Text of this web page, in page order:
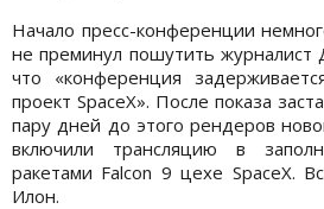
Начало пресс-конференции
не преминул пошутить
что «конференция
проект SpaceX». После показа
пару дней до этого рендеров
включили трансляцию в
ракетами Falcon 9 цехе SpaceX.
Илон.